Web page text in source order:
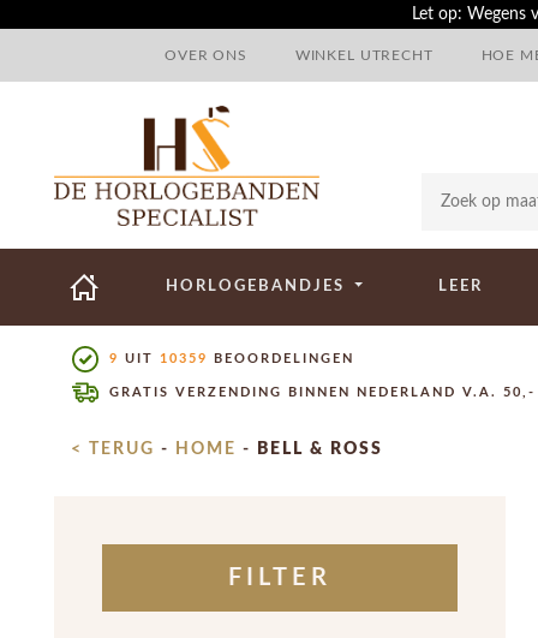
Let op: Wegens
OVER ONS WINKEL UTRECHT HOE
HORLOGEBANDJES LEER
9 UIT 10359 BEOORDELINGEN
GRATIS VERZENDING BINNEN NEDERLAND V.A. 50,-
< TERUG - HOME - BELL & ROSS
FILTER